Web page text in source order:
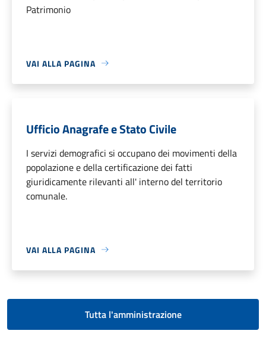
Patrimonio
VAI ALLA PAGINA
Ufficio Anagrafe e Stato Civile
I servizi demografici si occupano dei movimenti della
popolazione e della certificazione dei fatti
giuridicamente rilevanti all' interno del territorio
comunale.
VAI ALLA PAGINA
Tutta l'amministrazione